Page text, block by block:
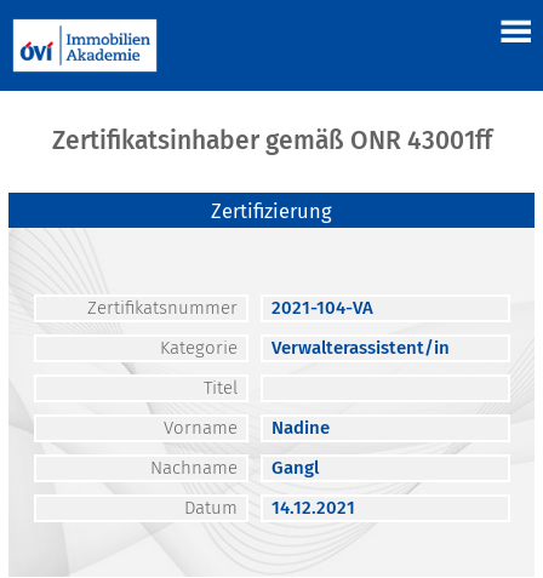
Zertifikatsinhaber gemäß ONR 43001ff
Zertifizierung
Zertifikatsnummer
2021-104-VA
Kategorie
Verwalterassistent/in
Titel
Vorname
Nadine
Nachname
Gangl
Datum
14.12.2021